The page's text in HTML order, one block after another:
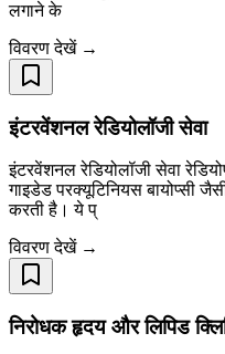
लगाने के
विवरण देखें →
इंटरवेंशनल रेडियोलॉजी सेवा
इंटरवेंशनल रेडियोलॉजी सेवा
गाइडेड परक्यूटिनियस बायोप्सी
करती है। ये प्
विवरण देखें →
निरोधक हृदय और लिपिड